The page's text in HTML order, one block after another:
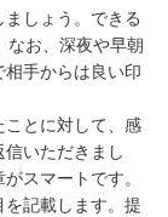
しょう。できる
なお、深夜や早朝
手からは良い印
ことに対して、感
いただきまし
スマートです。
記載します。提